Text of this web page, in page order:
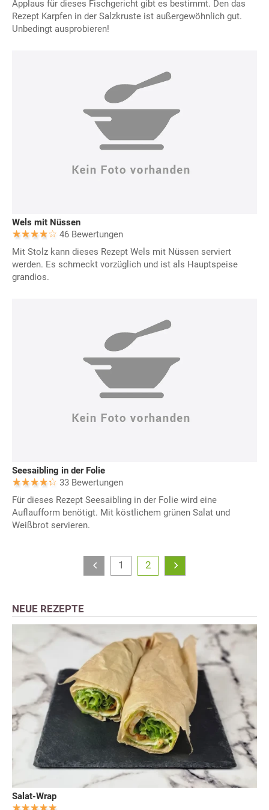
Applaus für dieses Fischgericht gibt es bestimmt. Den das
Rezept Karpfen in der Salzkruste ist außergewöhnlich gut.
Unbedingt ausprobieren!
Wels mit Nüssen
46 Bewertungen
Mit Stolz kann dieses Rezept Wels mit Nüssen serviert
werden. Es schmeckt vorzüglich und ist als Hauptspeise
grandios.
Seesaibling in der Folie
33 Bewertungen
Für dieses Rezept Seesaibling in der Folie wird eine
Auflaufform benötigt. Mit köstlichem grünen Salat und
Weißbrot servieren.
1 2
NEUE REZEPTE
Salat-Wrap